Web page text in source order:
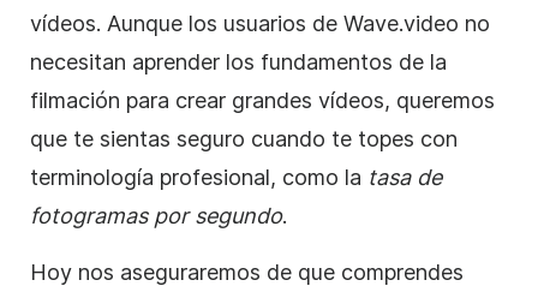
vídeos. Aunque los usuarios de Wave.video no
necesitan aprender los fundamentos de la
filmación para crear grandes vídeos, queremos
que te sientas seguro cuando te topes con
terminología profesional, como la tasa de
fotogramas por segundo.
Hoy nos aseguraremos de que comprendes